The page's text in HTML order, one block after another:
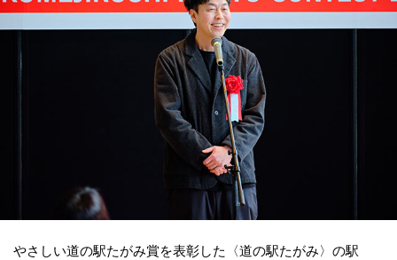
やさしい道の駅たがみ賞を表彰した〈道の駅たがみ〉の駅